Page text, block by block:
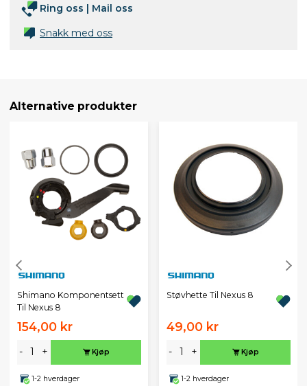
Ring oss | Mail oss
Snakk med oss
Alternative produkter
Shimano Komponentsett
Til Nexus 8
154,00 kr
- + Kjøp
1-2 hverdager
Støvhette Til Nexus 8
49,00 kr
- + Kjøp
1-2 hverdager